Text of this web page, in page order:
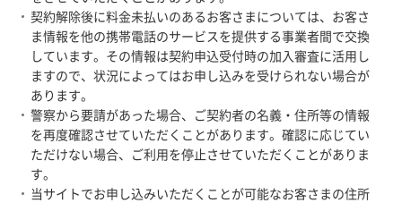
契約解除後に料金未払いのあるお客さまについては、お客さ
ま情報を他の携帯電話のサービスを提供する事業者間で交換
しています。その情報は契約申込受付時の加入審査に活用し
ますので、状況によってはお申し込みを受けられない場合が
あります。
警察から要請があった場合、ご契約者の名義・住所等の情報
を再度確認させていただくことがあります。確認に応じてい
ただけない場合、ご利用を停止させていただくことがありま
す。
当サイトでお申し込みいただくことが可能なお客さまの住所